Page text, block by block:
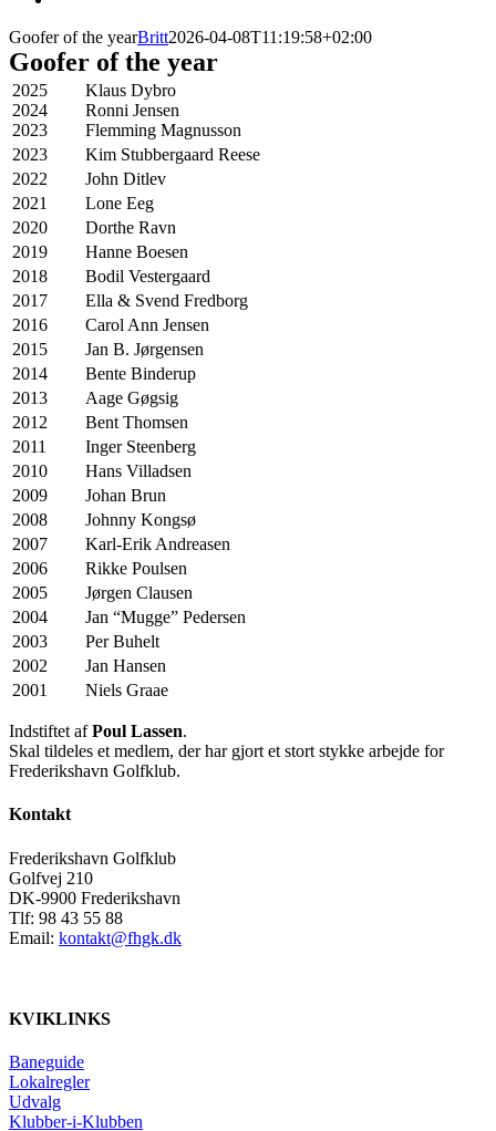
Goofer of the yearBritt2026-04-08T11:19:58+02:00
Goofer of the year
2025
2024
2023
Klaus Dybro
Ronni Jensen
Flemming Magnusson
2023
Kim Stubbergaard Reese
2022
John Ditlev
2021
Lone Eeg
2020
Dorthe Ravn
2019
Hanne Boesen
2018
Bodil Vestergaard
2017
Ella & Svend Fredborg
2016
Carol Ann Jensen
2015
Jan B. Jørgensen
2014
Bente Binderup
2013
Aage Gøgsig
2012
Bent Thomsen
2011
Inger Steenberg
2010
Hans Villadsen
2009
Johan Brun
2008
Johnny Kongsø
2007
Karl-Erik Andreasen
2006
Rikke Poulsen
2005
Jørgen Clausen
2004
Jan “Mugge” Pedersen
2003
Per Buhelt
2002
Jan Hansen
2001
Niels Graae
Indstiftet afPoul Lassen.
Skal tildeles et medlem, der har gjort et stort stykke arbejde for
Frederikshavn Golfklub.
Kontakt
Frederikshavn Golfklub
Golfvej 210
DK-9900 Frederikshavn
Tlf: 98 43 55 88
Email: kontakt@fhgk.dk
KVIKLINKS
Baneguide
Lokalregler
Udvalg
Klubber-i-Klubben